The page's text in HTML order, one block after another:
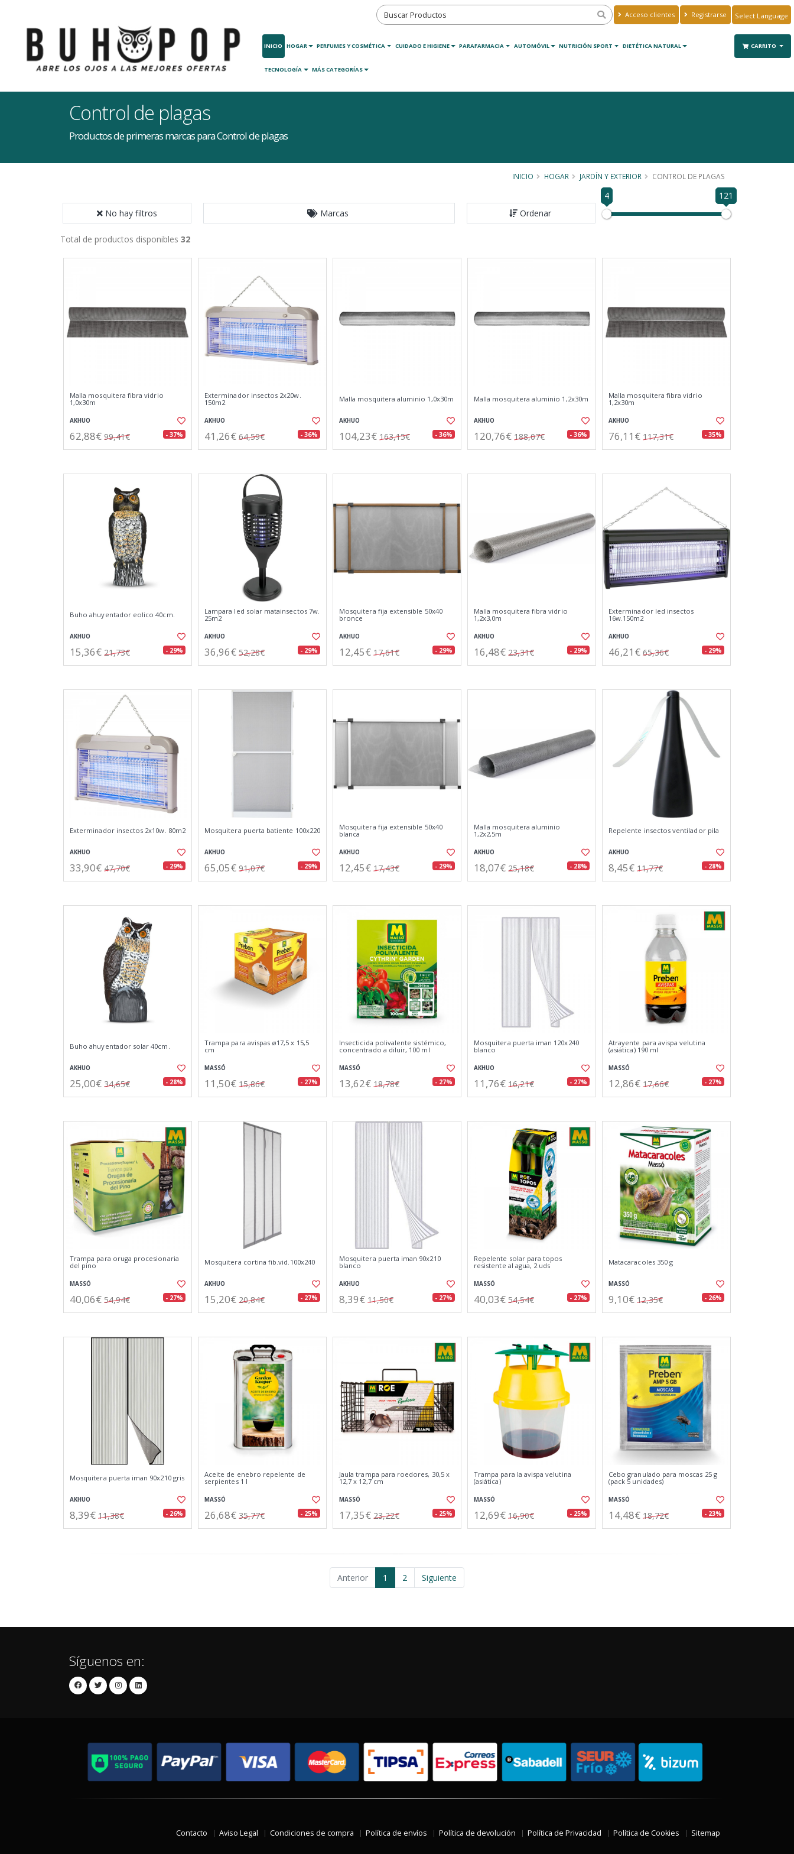
Acceso clientes Registrarse
Translate
INICIO HOGAR PERFUMES Y COSMÉTICA CUIDADO E HIGIENE PARAFARMACIA AUTOMÓVIL NUTRICIÓN SPORT DIETÉTICA NATURAL
TECNOLOGÍA MÁS CATEGORÍAS
CARRITO
Control de plagas
Productos de primeras marcas para Control de plagas
INICIO HOGAR JARDÍN Y EXTERIOR CONTROL DE PLAGAS
No hay filtros Marcas Ordenar
4 121
Total de productos disponibles 32
Malla mosquitera fibra vidrio
1,0x30m
AKHUO
62,88€ 99,41€ - 37%
Exterminador insectos 2x20w.
150m2
AKHUO
41,26€ 64,59€ - 36%
Malla mosquitera aluminio 1,0x30m
AKHUO
104,23€ 163,15€ - 36%
Malla mosquitera aluminio 1,2x30m
AKHUO
120,76€ 188,07€ - 36%
Malla mosquitera fibra vidrio
1,2x30m
AKHUO
76,11€ 117,31€ - 35%
Buho ahuyentador eolico 40cm.
AKHUO
15,36€ 21,73€ - 29%
Lampara led solar matainsectos 7w.
25m2
AKHUO
36,96€ 52,28€ - 29%
Mosquitera fija extensible 50x40
bronce
AKHUO
12,45€ 17,61€ - 29%
Malla mosquitera fibra vidrio
1,2x3,0m
AKHUO
16,48€ 23,31€ - 29%
Exterminador led insectos
16w.150m2
AKHUO
46,21€ 65,36€ - 29%
Exterminador insectos 2x10w. 80m2
AKHUO
33,90€ 47,70€ - 29%
Mosquitera puerta batiente 100x220
AKHUO
65,05€ 91,07€ - 29%
Mosquitera fija extensible 50x40
blanca
AKHUO
12,45€ 17,43€ - 29%
Malla mosquitera aluminio
1,2x2,5m
AKHUO
18,07€ 25,18€ - 28%
Repelente insectos ventilador pila
AKHUO
8,45€ 11,77€ - 28%
Buho ahuyentador solar 40cm.
AKHUO
25,00€ 34,65€ - 28%
Trampa para avispas ø17,5 x 15,5
cm
MASSÓ
11,50€ 15,86€ - 27%
Insecticida polivalente sistémico,
concentrado a diluir, 100 ml
MASSÓ
13,62€ 18,78€ - 27%
Mosquitera puerta iman 120x240
blanco
AKHUO
11,76€ 16,21€ - 27%
Atrayente para avispa velutina
(asiática) 190 ml
MASSÓ
12,86€ 17,66€ - 27%
Trampa para oruga procesionaria
del pino
MASSÓ
40,06€ 54,94€ - 27%
Mosquitera cortina fib.vid.100x240
AKHUO
15,20€ 20,84€ - 27%
Mosquitera puerta iman 90x210
blanco
AKHUO
8,39€ 11,50€ - 27%
Repelente solar para topos
resistente al agua, 2 uds
MASSÓ
40,03€ 54,54€ - 27%
Matacaracoles 350 g
MASSÓ
9,10€ 12,35€ - 26%
Mosquitera puerta iman 90x210 gris
AKHUO
8,39€ 11,38€ - 26%
Aceite de enebro repelente de
serpientes 1 l
MASSÓ
26,68€ 35,77€ - 25%
Jaula trampa para roedores, 30,5 x
12,7 x 12,7 cm
MASSÓ
17,35€ 23,22€ - 25%
Trampa para la avispa velutina
(asiática)
MASSÓ
12,69€ 16,90€ - 25%
Cebo granulado para moscas 25 g
(pack 5 unidades)
MASSÓ
14,48€ 18,72€ - 23%
Anterior 1 2 Siguiente
Síguenos en:
Contacto Aviso Legal Condiciones de compra Política de envíos Política de devolución Política de Privacidad Política de Cookies Sitemap